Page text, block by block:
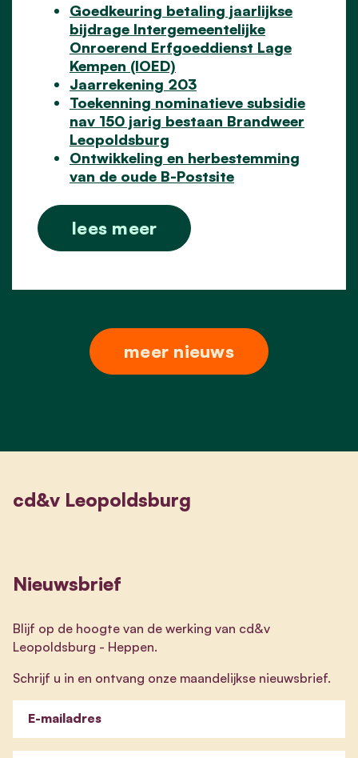
Goedkeuring betaling jaarlijkse
bijdrage Intergemeentelijke
Onroerend Erfgoeddienst Lage
Kempen (IOED)
Jaarrekening 203
Toekenning nominatieve subsidie
nav 150 jarig bestaan Brandweer
Leopoldsburg
Ontwikkeling en herbestemming
van de oude B-Postsite
lees meer
meer nieuws
cd&v Leopoldsburg
Nieuwsbrief
Blijf op de hoogte van de werking van cd&v
Leopoldsburg - Heppen.
Schrijf u in en ontvang onze maandelijkse nieuwsbrief.
E-mailadres